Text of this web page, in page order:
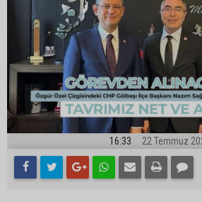
16:33 22 Temmuz